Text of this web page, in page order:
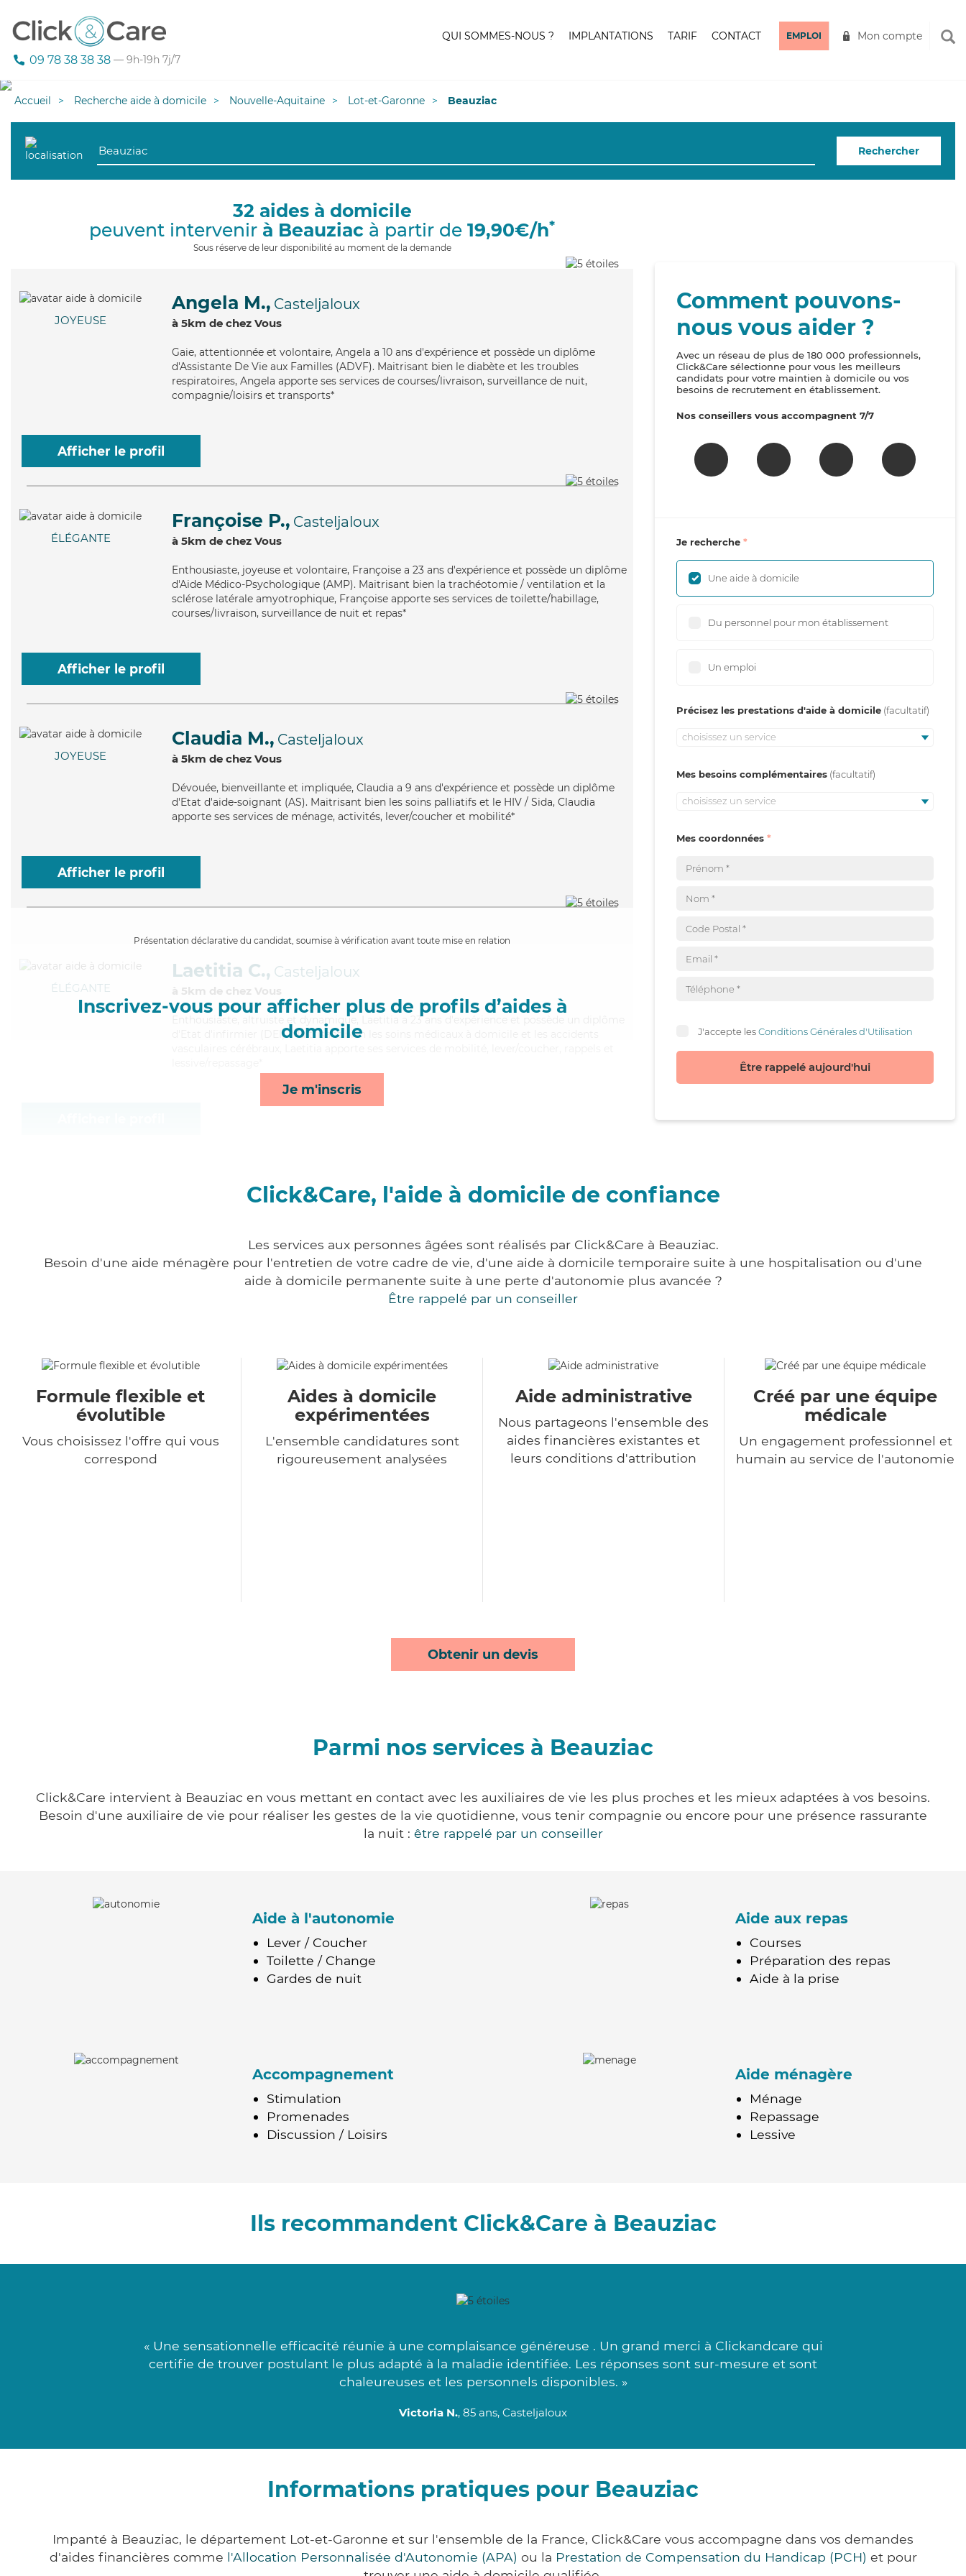
09 78 38 38 38 — 9h-19h 7j/7
QUI SOMMES-NOUS ? IMPLANTATIONS TARIF CONTACT EMPLOI Mon compte
Accueil Recherche aide à domicile Nouvelle-Aquitaine Lot-et-Garonne Beauziac
Rechercher
32 aides à domicile
peuvent intervenir à Beauziac à partir de 19,90€/h*
Sous réserve de leur disponibilité au moment de la demande
JOYEUSE
Angela M., Casteljaloux
à 5km de chez Vous
Gaie, attentionnée et volontaire, Angela a 10 ans d'expérience et possède un diplôme
d'Assistante De Vie aux Familles (ADVF). Maitrisant bien le diabète et les troubles
respiratoires, Angela apporte ses services de courses/livraison, surveillance de nuit,
compagnie/loisirs et transports*
Afficher le profil
ÉLÉGANTE
Françoise P., Casteljaloux
à 5km de chez Vous
Enthousiaste, joyeuse et volontaire, Françoise a 23 ans d'expérience et possède un diplôme
d'Aide Médico-Psychologique (AMP). Maitrisant bien la trachéotomie / ventilation et la
sclérose latérale amyotrophique, Françoise apporte ses services de toilette/habillage,
courses/livraison, surveillance de nuit et repas*
Afficher le profil
JOYEUSE
Claudia M., Casteljaloux
à 5km de chez Vous
Dévouée, bienveillante et impliquée, Claudia a 9 ans d'expérience et possède un diplôme
d'Etat d'aide-soignant (AS). Maitrisant bien les soins palliatifs et le HIV / Sida, Claudia
apporte ses services de ménage, activités, lever/coucher et mobilité*
Afficher le profil
Présentation déclarative du candidat, soumise à vérification avant toute mise en relation
Inscrivez-vous pour afficher plus de profils d’aides à
domicile
Je m'inscris
ÉLÉGANTE
Laetitia C., Casteljaloux
à 5km de chez Vous
Enthousiaste
, altruiste et dynamique, Laetitia a 23 ans d'expérience et possède un diplôme
d'Etat d'infirmier (DEI). Maitrisant bien les soins médicaux à domicile et les accidents
Comment pouvons-
nous vous aider ?
Avec un réseau de plus de 180 000 professionnels,
Click&Care sélectionne pour vous les meilleurs
candidats pour votre maintien à domicile ou vos
besoins de recrutement en établissement.
Nos conseillers vous accompagnent 7/7
Je recherche
Une aide à domicile
Du personnel pour mon établissement
Un emploi
Précisez les prestations d'aide à domicile
choisissez un service
Mes besoins complémentaires
choisissez un service
Mes coordonnées
J'accepte lesConditions Générales d'Utilisation
Être rappelé aujourd'hui
Click&Care, l'aide à domicile de confiance
Les services aux personnes âgées sont réalisés par Click&Care à Beauziac.
Besoin d'une aide ménagère pour l'entretien de votre cadre de vie, d'une aide à domicile temporaire suite à une hospitalisation ou d'une
aide à domicile permanente suite à une perte d'autonomie plus avancée ?
Être rappelé par un conseiller
Formule flexible et
évolutible
Vous choisissez l'offre qui vous
correspond
Aides à domicile
expérimentées
L'ensemble candidatures sont
rigoureusement analysées
Aide administrative
Nous partageons l'ensemble des
aides financières existantes et
leurs conditions d'attribution
Créé par une équipe
médicale
Un engagement professionnel et
humain au service de l'autonomie
Obtenir un devis
Parmi nos services à Beauziac
Click&Care intervient à Beauziac en vous mettant en contact avec les auxiliaires de vie les plus proches et les mieux adaptées à vos besoins.
Besoin d'une auxiliaire de vie pour réaliser les gestes de la vie quotidienne, vous tenir compagnie ou encore pour une présence rassurante
la nuit : être rappelé par un conseiller
Aide à l'autonomie
Lever / Coucher
Toilette / Change
Gardes de nuit
Aide aux repas
Courses
Préparation des repas
Aide à la prise
Accompagnement
Stimulation
Promenades
Discussion / Loisirs
Aide ménagère
Ménage
Repassage
Lessive
Ils recommandent Click&Care à Beauziac
« Une sensationnelle efficacité réunie à une complaisance généreuse . Un grand merci à Clickandcare qui
certifie de trouver postulant le plus adapté à la maladie identifiée. Les réponses sont sur-mesure et sont
chaleureuses et les personnels disponibles. »
Victoria N., 85 ans, Casteljaloux
Informations pratiques pour Beauziac
Impanté à Beauziac, le département Lot-et-Garonne et sur l'ensemble de la France, Click&Care vous accompagne dans vos demandes
d'aides financières comme l'Allocation Personnalisée d'Autonomie (APA) ou la Prestation de Compensation du Handicap (PCH) et pour